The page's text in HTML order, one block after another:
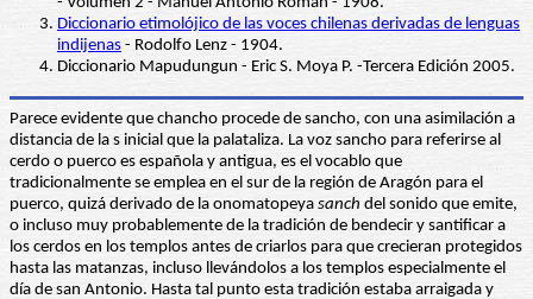
Diccionario etimolójico de las voces chilenas derivadas de lenguas
indijenas - Rodolfo Lenz - 1904.
Diccionario Mapudungun - Eric S. Moya P. -Tercera Edición 2005.
Parece evidente que chancho procede de sancho, con una asimilación a
distancia de la s inicial que la palataliza. La voz sancho para referirse al
cerdo o puerco es española y antigua, es el vocablo que
tradicionalmente se emplea en el sur de la región de Aragón para el
puerco, quizá derivado de la onomatopeya sanch del sonido que emite,
o incluso muy probablemente de la tradición de bendecir y santificar a
los cerdos en los templos antes de criarlos para que crecieran protegidos
hasta las matanzas, incluso llevándolos a los templos especialmente el
día de san Antonio. Hasta tal punto esta tradición estaba arraigada y